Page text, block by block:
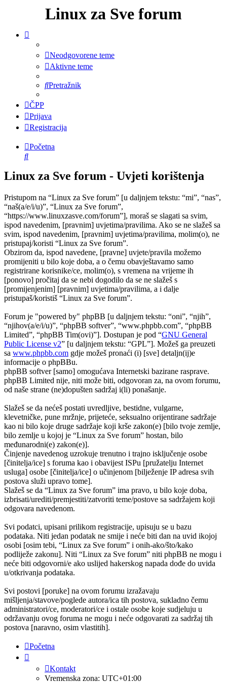
Linux za Sve forum
Neodgovorene teme
Aktivne teme
Pretražnik
ČPP
Prijava
Registracija
Početna
Pretražnik
Linux za Sve forum - Uvjeti korištenja
Pristupom na “Linux za Sve forum” [u daljnjem tekstu: “mi”, “nas”,
“naš(a/e/i/u)”, “Linux za Sve forum”,
“https://www.linuxzasve.com/forum”], moraš se slagati sa svim,
ispod navedenim, [pravnim] uvjetima/pravilima. Ako se ne slažeš sa
svim, ispod navedenim, [pravnim] uvjetima/pravilima, molim(o), ne
pristupaj/koristi “Linux za Sve forum”.
Obzirom da, ispod navedene, [pravne] uvjete/pravila možemo
promijeniti u bilo koje doba, a o čemu obavještavamo samo
registrirane korisnike/ce, molim(o), s vremena na vrijeme ih
[ponovo] pročitaj da se nebi dogodilo da se ne slažeš s
[promijenjenim] [pravnim] uvjetima/pravilima, a i dalje
pristupaš/koristiš “Linux za Sve forum”.
Forum je "powered by" phpBB [u daljnjem tekstu: “oni”, “njih”,
“njihov(a/e/i/u)”, “phpBB softver”, “www.phpbb.com”, “phpBB
Limited”, “phpBB Tim(ovi)”]. Dostupan je pod “GNU General
Public License v2” [u daljnjem tekstu: “GPL”]. Možeš ga preuzeti
sa www.phpbb.com gdje možeš pronaći (i) [sve] detaljn(ij)e
informacije o phpBBu.
phpBB softver [samo] omogućava Internetski bazirane rasprave.
phpBB Limited nije, niti može biti, odgovoran za, na ovom forumu,
od naše strane (ne)dopušten sadržaj i(li) ponašanje.
Slažeš se da nećeš postati uvredljive, bestidne, vulgarne,
klevetničke, pune mržnje, prijeteće, seksualno orijentirane sadržaje
kao ni bilo koje druge sadržaje koji krše zakon(e) [bilo tvoje zemlje,
bilo zemlje u kojoj je “Linux za Sve forum” hostan, bilo
međunarodni(e) zakon(e)].
Činjenje navedenog uzrokuje trenutno i trajno isključenje osobe
[činitelja/ice] s foruma kao i obavijest ISPu [pružatelju Internet
usluga] osobe [činitelja/ice] o učinjenom [bilježenje IP adresa svih
postova služi upravo tome].
Slažeš se da “Linux za Sve forum” ima pravo, u bilo koje doba,
izbrisati/urediti/premjestiti/zatvoriti teme/postove sa sadržajem koji
odgovara navedenom.
Svi podatci, upisani prilikom registracije, upisuju se u bazu
podataka. Niti jedan podatak ne smije i neće biti dan na uvid ikojoj
osobi [osim tebi, “Linux za Sve forum” i onih-ako/što/kako
podliježe zakonu]. Niti “Linux za Sve forum” niti phpBB ne mogu i
neće biti odgovorni/e ako uslijed hakerskog napada dođe do uvida
u/otkrivanja podataka.
Svi postovi [poruke] na ovom forumu izražavaju
mišljenja/stavove/poglede autora/ica tih postova, sukladno čemu
administratori/ce, moderatori/ce i ostale osobe koje sudjeluju u
održavanju ovog foruma ne mogu i neće odgovarati za sadržaj tih
postova [naravno, osim vlastitih].
Početna
Kontakt
Vremenska zona: UTC+01:00